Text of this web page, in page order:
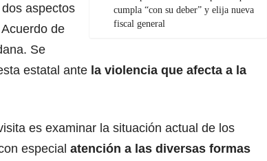
cumpla “con su deber” y elija nueva
fiscal general
aspectos
de
Se
estatal ante la violencia que afecta a la
es examinar la situación actual de los
especial atención a las diversas formas